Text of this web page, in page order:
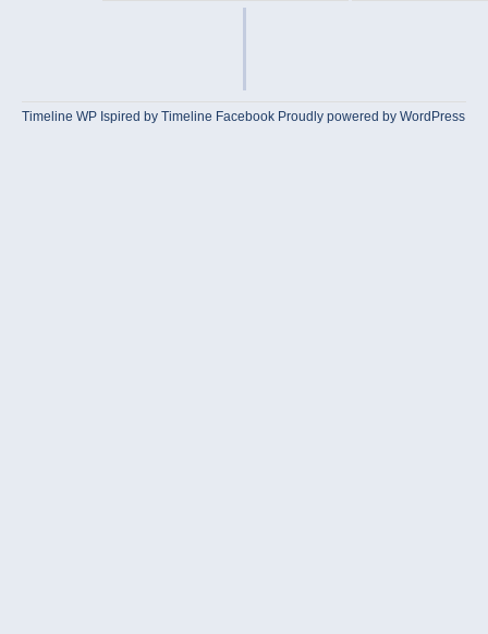
Timeline WP Ispired byTimeline Facebook Proudly powered by WordPress